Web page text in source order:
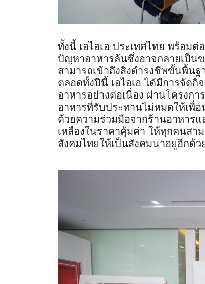
ทั้งนี้ เอไอเอ ประเทศไทย พร้อม
ปัญหาอาหารล้นซึ่งอาจกลายเป็น
สามารถเข้าถึงสิ่งดำรงชีพขั้นพื้น
ตลอดทั้งปีนี้ เอไอเอ ได้มีการจัด
อาหารอย่างต่อเนื่อง ผ่านโครงกา
อาหารที่รับประทานไม่หมดให้เพื่
ด้วยความร่วมมือจากร้านอาหาร
เหลืองในราคาคุ้มค่า ให้ทุกคนสา
สังคมไทยให้เป็นสังคมน่าอยู่อีกด้ว